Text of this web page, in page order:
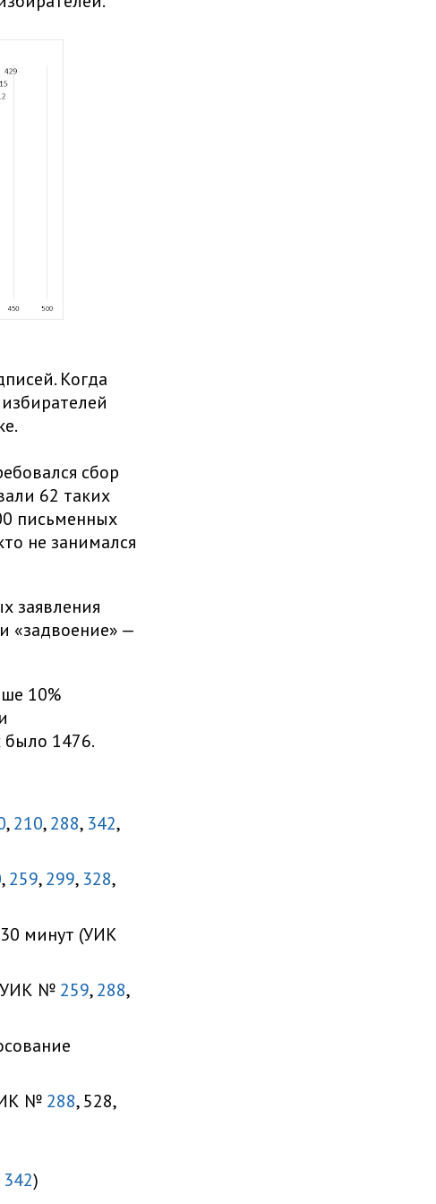
Когда
сбор
62 таких
письменных
не занимался
заявления
«задвоение» —
10%
было 1476.
,210,288, 342,
,259,299, 328,
минут (УИК
(УИК №259,288,
№288, 528,
)